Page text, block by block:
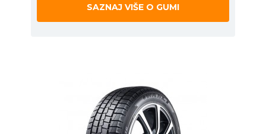
SAZNAJ VIŠE O GUMI